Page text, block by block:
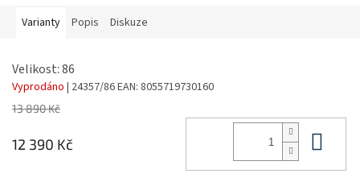
Varianty Popis Diskuze
Velikost: 86
Vyprodáno | 24357/86EAN: 8055719730160
13 890 Kč
12 390 Kč